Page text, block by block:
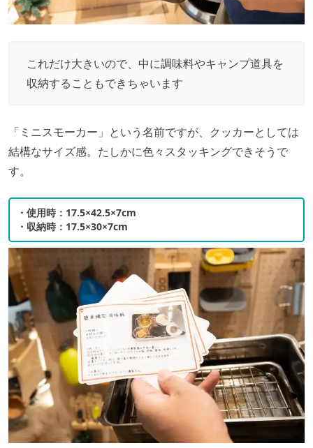
これだけ大きいので、中に調味料やキャンプ道具を
収納することもできちゃいます
「ミニスモーカー」という名前ですが、クッカーとしては
結構なサイズ感。たしかに色々スタッキングできそうで
す。
・使用時：17.5×42.5×7cm
・収納時：17.5×30×7cm